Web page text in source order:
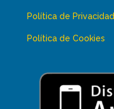
Política de Privacidad
Política de Cookies